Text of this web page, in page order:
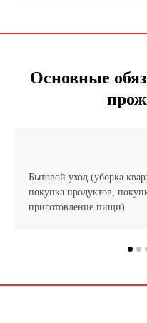
Основные
Бытовой уход (уборка
покупка продуктов,
приготовление пищи)